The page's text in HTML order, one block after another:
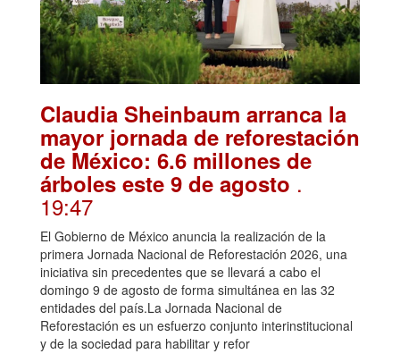
Claudia Sheinbaum arranca la
mayor jornada de reforestación
de México: 6.6 millones de
árboles este 9 de agosto .
19:47
El Gobierno de México anuncia la realización de la
primera Jornada Nacional de Reforestación 2026, una
iniciativa sin precedentes que se llevará a cabo el
domingo 9 de agosto de forma simultánea en las 32
entidades del país.La Jornada Nacional de
Reforestación es un esfuerzo conjunto interinstitucional
y de la sociedad para habilitar y refor